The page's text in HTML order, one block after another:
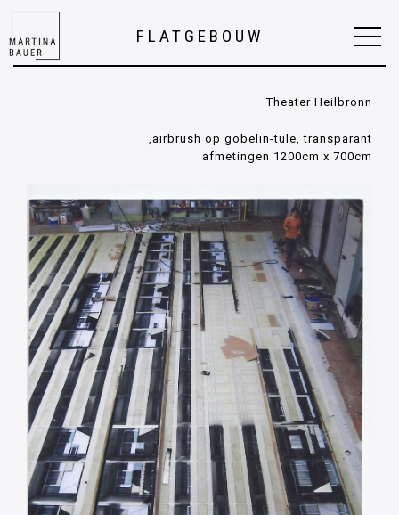
FLATGEBOUW
Theater Heilbronn
airbrush op gobelin-tule, transparant,
afmetingen 1200cm x 700cm